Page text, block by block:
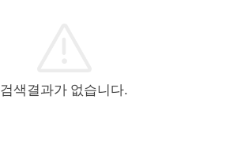
검색결과가 없습니다.